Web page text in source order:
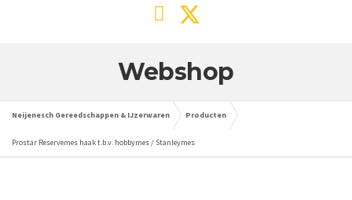
Webshop
Neijenesch Gereedschappen & IJzerwaren Producten
Prostar Reservemes haak t.b.v. hobbymes / Stanleymes